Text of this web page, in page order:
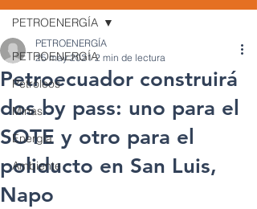
PETROENERGÍA
Petróleos
Minas
Energía
Ambiente
PETROENERGÍA
Petroecuador construirá
dos by pass: uno para el
SOTE y otro para el
poliducto en San Luis,
Napo
PETROENERGÍA
25 may 2021 2 min de lectura